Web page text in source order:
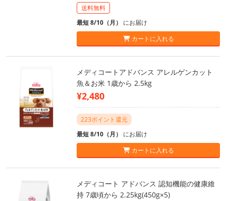
送料無料
最短 8/10（月） にお届け
カートに入れる
メディコートアドバンス アレルゲンカット
魚＆お米 1歳から 2.5kg
¥2,480
223ポイント還元
最短 8/10（月） にお届け
カートに入れる
メディコート アドバンス 認知機能の健康維
持 7歳頃から 2.25kg(450g×5)